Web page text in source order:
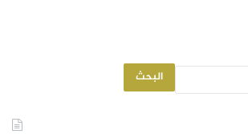
البحث